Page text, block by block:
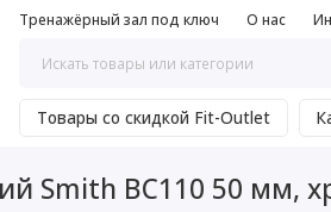
Тренажёрный зал под ключ О нас
Товары со скидкой Fit-Outlet
Smith BC110 50 мм,